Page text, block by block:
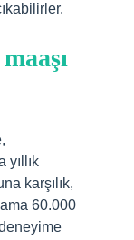
yıllık
karşılık,
60.000